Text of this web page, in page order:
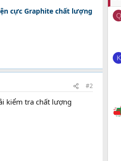
cực Graphite chất lượng
#2
kiểm tra chất lượng
Q
K